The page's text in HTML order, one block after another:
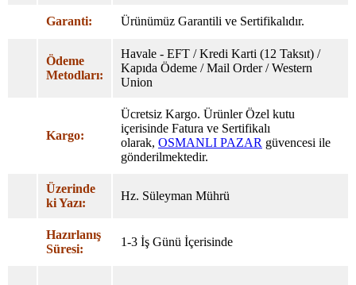
Garanti: Ürünümüz Garantili ve Sertifikalıdır.
Ödeme
Metodları:
Havale - EFT / Kredi Karti (12 Taksıt) /
Kapıda Ödeme / Mail Order / Western
Union
Kargo:
Ücretsiz Kargo. Ürünler Özel kutu
içerisinde Fatura ve Sertifikalı
olarak, OSMANLI PAZAR güvencesi ile
gönderilmektedir.
Üzerinde
ki Yazı:
Hz. Süleyman Mührü
Hazırlanış
Süresi:
1-3 İş Günü İçerisinde